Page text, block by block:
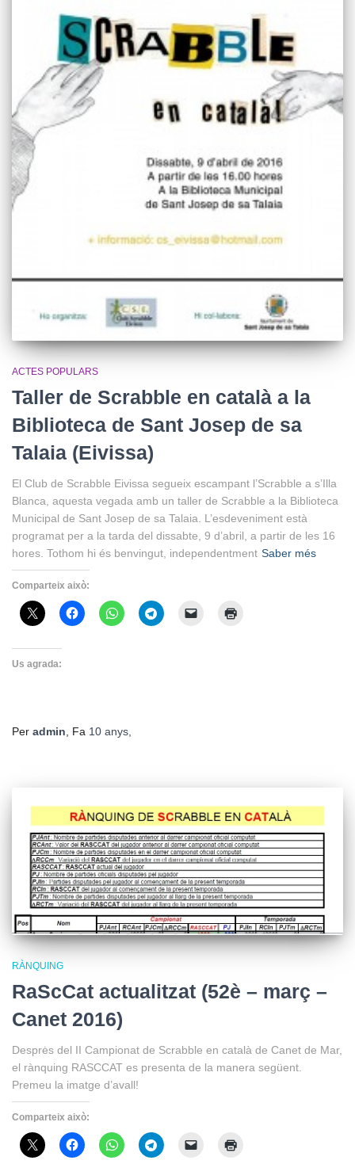
ACTES POPULARS
Taller de Scrabble en català a la
Biblioteca de Sant Josep de sa
Talaia (Eivissa)
El Club de Scrabble Eivissa segueix escampant l’Scrabble a s’Illa
Blanca, aquesta vegada amb un taller de Scrabble a la Biblioteca
Municipal de Sant Josep de sa Talaia. L’esdeveniment està
programat per a la tarda del dissabte, 9 d’abril, a partir de les 16
hores. Tothom hi és benvingut, independentment Saber més
Comparteix això:
Us agrada:
Per admin , Fa 10 anys
RÀNQUING
RaScCat actualitzat (52è – març –
Canet 2016)
Desprės del II Campionat de Scrabble en català de Canet de Mar,
el rànquing RASCCAT es presenta de la manera següent.
Premeu la imatge d’avall!
Comparteix això: